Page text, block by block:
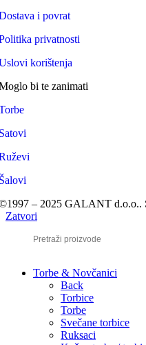
i povrat
privatnosti
korištenja
bi te zanimati
– 2025 GALANT d.o.o..
Zatvori
Torbe & Novčanici
Back
Torbice
Torbe
Svečane torbice
Ruksaci